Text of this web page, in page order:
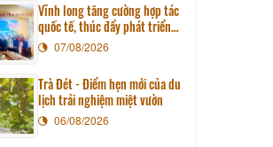
Vĩnh long tăng cường hợp tác
quốc tế, thúc đẩy phát triển
du lịch qua chương trình làm
việc với đoàn công tác huyện
Sunchang (Hàn quốc)
07/08/2026
Trà Đét - Điểm hẹn mới của du
lịch trải nghiệm miệt vườn
06/08/2026